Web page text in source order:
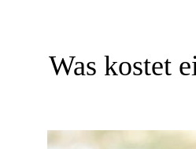
Was kostet